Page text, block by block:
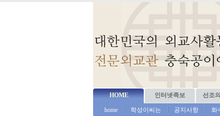
HOME 인터넷족보 선조
home 학성이씨는 공지사항 화